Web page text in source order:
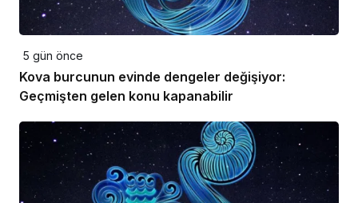
5 gün önce
Kova burcunun evinde dengeler değişiyor:
Geçmişten gelen konu kapanabilir